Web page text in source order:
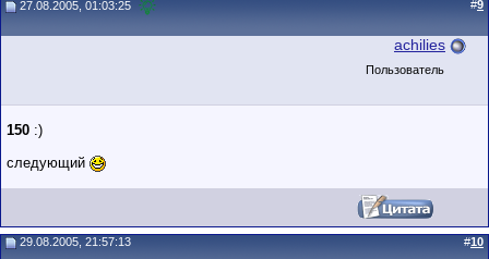
27.08.2005, 01:03:25 #9
achilies
Пользователь
150 :)
следующий
29.08.2005, 21:57:13 #10